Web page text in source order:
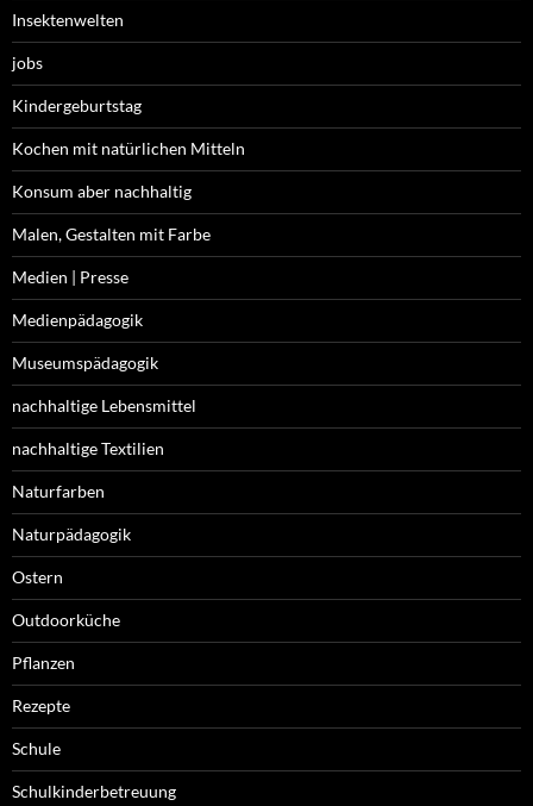
Insektenwelten
jobs
Kindergeburtstag
Kochen mit natürlichen Mitteln
Konsum aber nachhaltig
Malen, Gestalten mit Farbe
Medien | Presse
Medienpädagogik
Museumspädagogik
nachhaltige Lebensmittel
nachhaltige Textilien
Naturfarben
Naturpädagogik
Ostern
Outdoorküche
Pflanzen
Rezepte
Schule
Schulkinderbetreuung